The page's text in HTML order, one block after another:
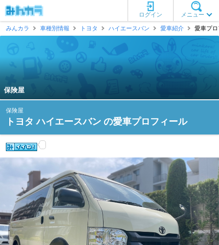
メニュー
ログイン
みんカラ
車種別情報 トヨタ ハイエースバン 愛車紹介 愛車プ
保険屋
保険屋
トヨタ ハイエースバン の愛車プロフィール